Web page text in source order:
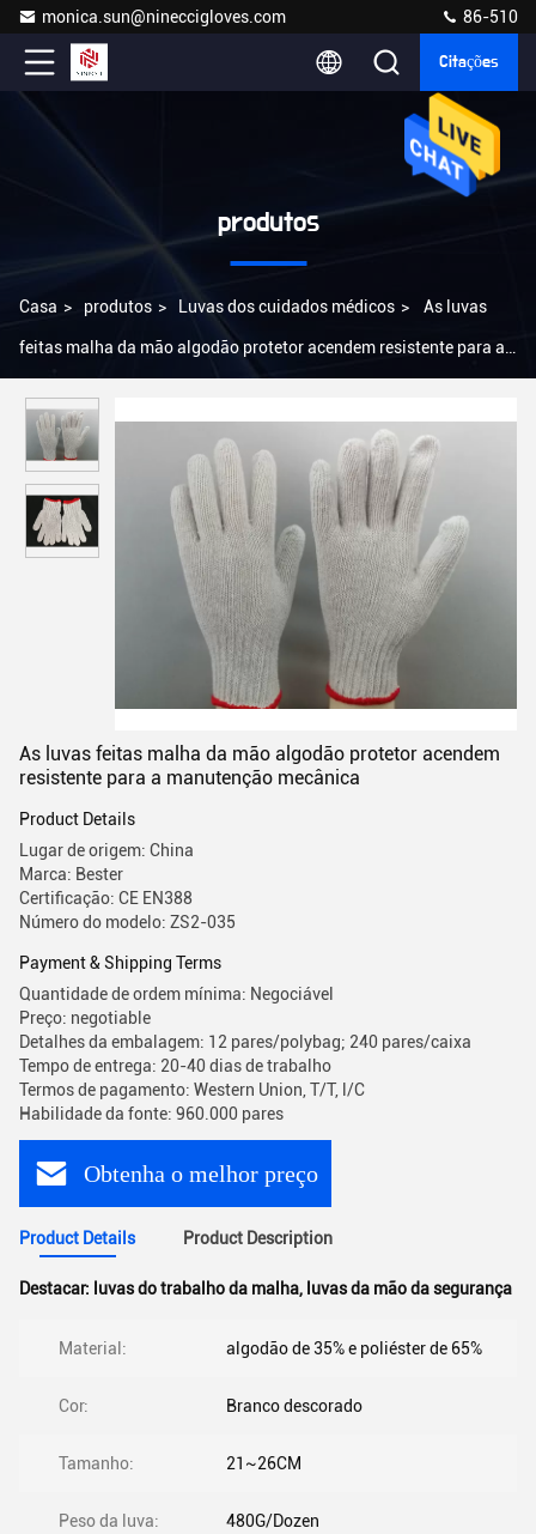
monica.sun@nineccigloves.com 86-510
Citações
produtos
Casa > produtos > Luvas dos cuidados médicos > As luvas
feitas malha da mão algodão protetor acendem resistente para a
As luvas feitas malha da mão algodão protetor acendem
resistente para a manutenção mecânica
Product Details
Lugar de origem: China
Marca: Bester
Certificação: CE EN388
Número do modelo: ZS2-035
Payment & Shipping Terms
Quantidade de ordem mínima: Negociável
Preço: negotiable
Detalhes da embalagem: 12 pares/polybag; 240 pares/caixa
Tempo de entrega: 20-40 dias de trabalho
Termos de pagamento: Western Union, T/T, l/C
Habilidade da fonte: 960.000 pares
Obtenha o melhor preço
Product Details Product Description
Destacar: luvas do trabalho da malha, luvas da mão da segurança
Material: algodão de 35% e poliéster de 65%
Cor: Branco descorado
Tamanho: 21~26CM
Peso da luva: 480G/Dozen